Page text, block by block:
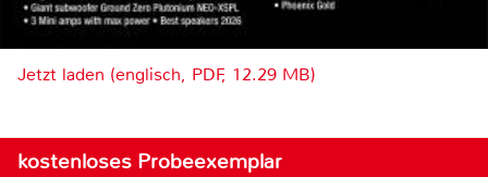
Jetzt laden (englisch, PDF, 12.29 MB)
kostenloses Probeexemplar